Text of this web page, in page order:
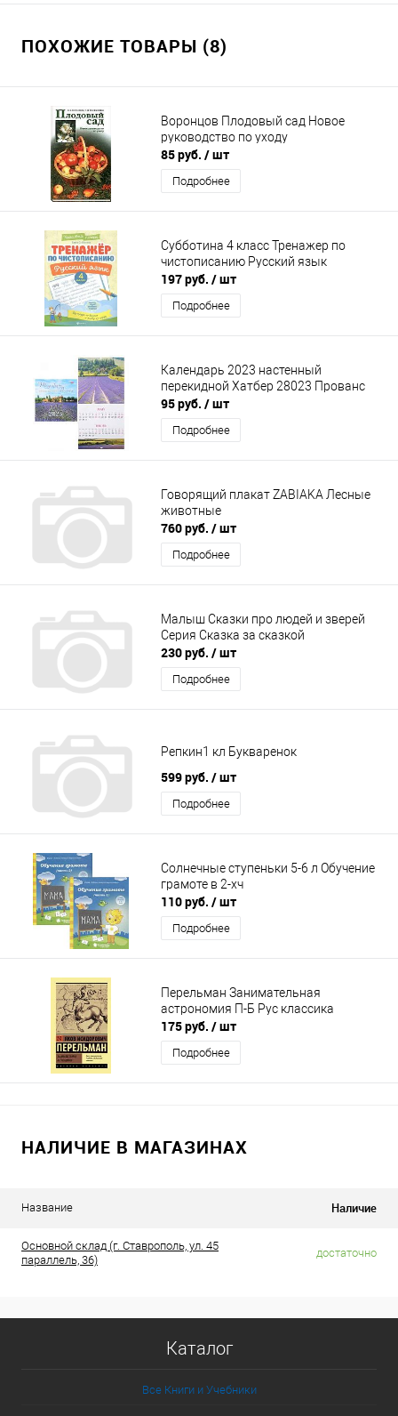
ПОХОЖИЕ ТОВАРЫ (8)
Воронцов Плодовый сад Новое
руководство по уходу
85 руб. / шт
Подробнее
Субботина 4 класс Тренажер по
чистописанию Русский язык
197 руб. / шт
Подробнее
Календарь 2023 настенный
перекидной Хатбер 28023 Прованс
95 руб. / шт
Подробнее
Говорящий плакат ZABIAKA Лесные
животные
760 руб. / шт
Подробнее
Малыш Сказки про людей и зверей
Серия Сказка за сказкой
230 руб. / шт
Подробнее
Репкин1 кл Букваренок
599 руб. / шт
Подробнее
Солнечные ступеньки 5-6 л Обучение
грамоте в 2-хч
110 руб. / шт
Подробнее
Перельман Занимательная
астрономия П-Б Рус классика
175 руб. / шт
Подробнее
НАЛИЧИЕ В МАГАЗИНАХ
Название Наличие
Основной склад (г. Ставрополь, ул. 45
параллель, 36)
достаточно
Каталог
Все Книги и Учебники